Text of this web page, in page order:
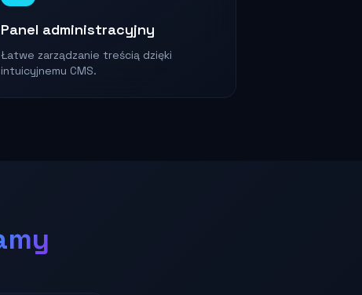
Panel administracyjny
Łatwe zarządzanie treścią dzięki
intuicyjnemu CMS.